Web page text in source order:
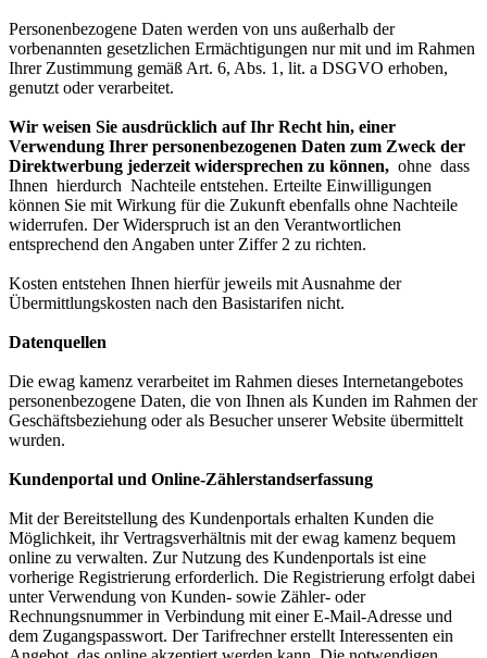
Personenbezogene Daten werden von uns außerhalb der
vorbenannten gesetzlichen Ermächtigungen nur mit und im Rahmen
Ihrer Zustimmung gemäß Art. 6, Abs. 1, lit. a DSGVO erhoben,
genutzt oder verarbeitet.
Wir weisen Sie ausdrücklich auf Ihr Recht hin, einer
Verwendung Ihrer personenbezogenen Daten zum Zweck der
Direktwerbung jederzeit widersprechen zu können, ohne dass
Ihnen hierdurch Nachteile entstehen. Erteilte Einwilligungen
können Sie mit Wirkung für die Zukunft ebenfalls ohne Nachteile
widerrufen. Der Widerspruch ist an den Verantwortlichen
entsprechend den Angaben unter Ziffer 2 zu richten.
Kosten entstehen Ihnen hierfür jeweils mit Ausnahme der
Übermittlungskosten nach den Basistarifen nicht.
Datenquellen
Die ewag kamenz verarbeitet im Rahmen dieses Internetangebotes
personenbezogene Daten, die von Ihnen als Kunden im Rahmen der
Geschäftsbeziehung oder als Besucher unserer Website übermittelt
wurden.
Kundenportal und Online-Zählerstandserfassung
Mit der Bereitstellung des Kundenportals erhalten Kunden die
Möglichkeit, ihr Vertragsverhältnis mit der ewag kamenz bequem
online zu verwalten. Zur Nutzung des Kundenportals ist eine
vorherige Registrierung erforderlich. Die Registrierung erfolgt dabei
unter Verwendung von Kunden- sowie Zähler- oder
Rechnungsnummer in Verbindung mit einer E-Mail-Adresse und
dem Zugangspasswort. Der Tarifrechner erstellt Interessenten ein